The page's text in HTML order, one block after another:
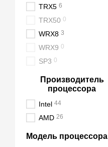
TRX5 6
TRX50 0
WRX8 3
WRX9 0
SP3 0
Производитель
процессора
Intel 44
AMD 26
Модель процессора